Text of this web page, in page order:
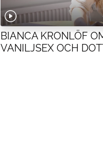
BIANCA KRONLÖF
VANILJSEX OCH